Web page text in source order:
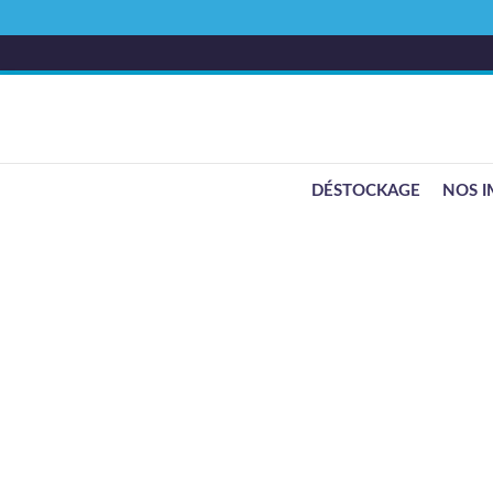
DÉSTOCKAGE NOS